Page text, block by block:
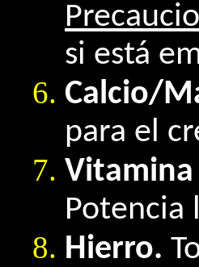
si está
Calcio/
para el
Vitamina
Potencia
Hierro.